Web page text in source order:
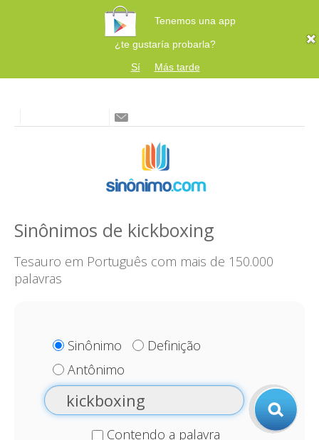
Tenemos una app
¿te gustaría probarla?
Sí
Más tarde
Sinônimos de kickboxing
Tesauro em Português com mais de 150.000
palavras
Sinônimo
Definição
Antônimo
Contendo a palavra